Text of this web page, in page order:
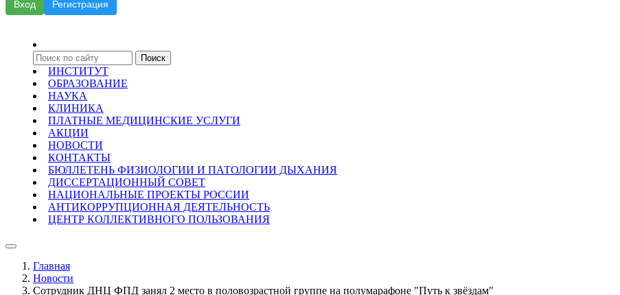
Вход Регистрация
ИНСТИТУТ
ОБРАЗОВАНИЕ
НАУКА
КЛИНИКА
ПЛАТНЫЕ МЕДИЦИНСКИЕ УСЛУГИ
АКЦИИ
НОВОСТИ
КОНТАКТЫ
БЮЛЛЕТЕНЬ ФИЗИОЛОГИИ И ПАТОЛОГИИ ДЫХАНИЯ
ДИССЕРТАЦИОННЫЙ СОВЕТ
НАЦИОНАЛЬНЫЕ ПРОЕКТЫ РОССИИ
АНТИКОРРУПЦИОННАЯ ДЕЯТЕЛЬНОСТЬ
ЦЕНТР КОЛЛЕКТИВНОГО ПОЛЬЗОВАНИЯ
Главная
Новости
Сотрудник ДНЦ ФПД занял 2 место в половозрастной группе на полумарафоне "Путь к звёздам"